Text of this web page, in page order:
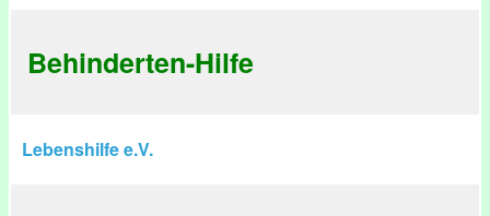
Behinderten-Hilfe
Lebenshilfe e.V.